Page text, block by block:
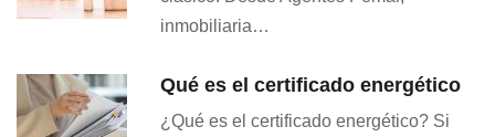
inmobiliaria…
Qué es el certificado energético
¿Qué es el certificado energético? Si